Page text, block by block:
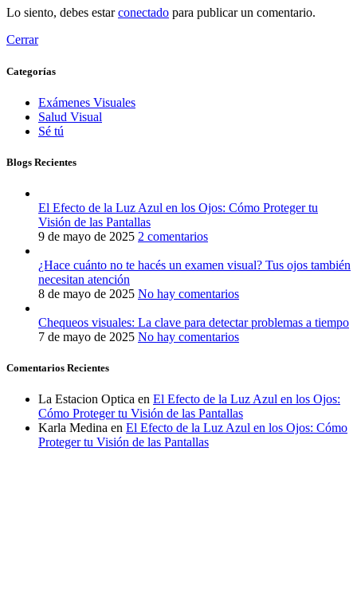
Lo siento, debes estarconectado para publicar un comentario.
Cerrar
Categorías
Exámenes Visuales
Salud Visual
Sé tú
Blogs Recientes
El Efecto de la Luz Azul en los Ojos: Cómo Proteger tu
Visión de las Pantallas
9 de mayo de 2025 2 comentarios
¿Hace cuánto no te hacés un examen visual? Tus ojos también
necesitan atención
8 de mayo de 2025 No hay comentarios
Chequeos visuales: La clave para detectar problemas a tiempo
7 de mayo de 2025 No hay comentarios
Comentarios Recientes
La Estacion Optica en El Efecto de la Luz Azul en los Ojos:
Cómo Proteger tu Visión de las Pantallas
Karla Medina en El Efecto de la Luz Azul en los Ojos: Cómo
Proteger tu Visión de las Pantallas